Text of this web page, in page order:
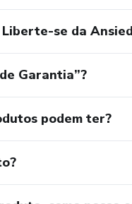
se da
Garantia”?
podem ter?